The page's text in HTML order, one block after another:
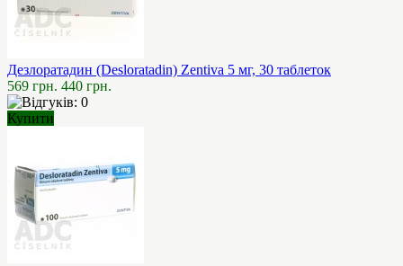
Дезлоратадин (Desloratadin) Zentiva 5 мг, 30 таблеток
569 грн. 440 грн.
Купити